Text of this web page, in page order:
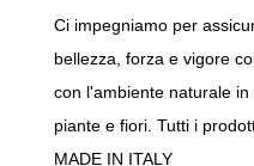
Ci impegniamo per
bellezza, forza e vigore
con l'ambiente naturale in
piante e fiori. Tutti i
MADE IN ITALY